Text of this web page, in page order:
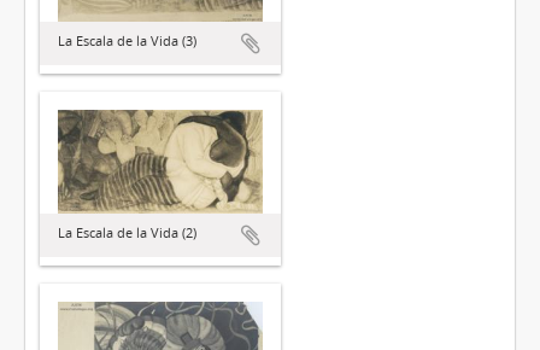
La Escala de la Vida (3)
La Escala de la Vida (2)